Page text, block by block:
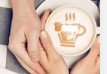
免疫力を保つことは、コロナウ
イルスの対策に限らず風邪やイ
ンフルエンザなど、さまざまな
疾患に対して人の体に有益な効
果を与えます。その免疫システ
ムを維持するのに重要な働きを
するのが亜鉛。